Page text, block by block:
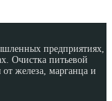
предприятиях,
Очистка питьевой
железа, марганца и